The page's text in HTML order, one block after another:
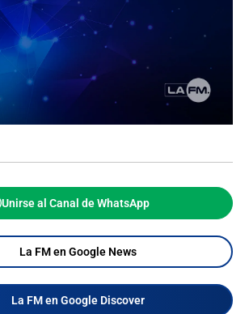
Unirse al Canal de WhatsApp
La FM en Google News
La FM en Google Discover